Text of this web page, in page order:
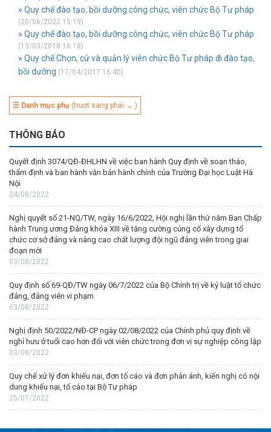
» Quy chế đào tạo, bồi dưỡng công chức, viên chức Bộ Tư pháp
(20/06/2022 15:19)
» Quy chế đào tạo, bồi dưỡng công chức, viên chức Bộ Tư pháp
(13/03/2018 16:18)
» Quy chế Chọn, cử và quản lý viên chức Bộ Tư pháp đi đào tạo,
bồi dưỡng (17/04/2017 16:40)
☰ Danh mục phụ (trượt sang phải → )
THÔNG BÁO
Quyết định 3074/QĐ-ĐHLHN về việc ban hành Quy định về soạn thảo,
thẩm định và ban hành văn bản hành chính của Trường Đại học Luật Hà
Nội
24/08/2022
Nghị quyết số 21-NQ/TW, ngày 16/6/2022, Hội nghị lần thứ năm Ban Chấp
hành Trung ương Đảng khóa XIII về tăng cường củng cố xây dựng tổ
chức cơ sở đảng và nâng cao chất lượng đội ngũ đảng viên trong giai
đoạn mới
03/08/2022
Quy định số 69-QĐ/TW ngày 06/7/2022 của Bộ Chính trị về kỷ luật tổ chức
đảng, đảng viên vi phạm
03/08/2022
Nghị định 50/2022/NĐ-CP ngày 02/08/2022 của Chính phủ quy định về
nghỉ hưu ở tuổi cao hơn đối với viên chức trong đơn vị sự nghiệp công lập
03/08/2022
Quy chế xử lý đơn khiếu nại, đơn tố cáo và đơn phản ánh, kiến nghị có nội
dung khiếu nại, tố cáo tại Bộ Tư pháp
25/07/2022